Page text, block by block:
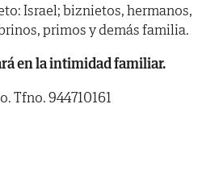
Israel; biznietos, hermanos,
primos y demás familia.
en la intimidad familiar.
Tfno. 944710161